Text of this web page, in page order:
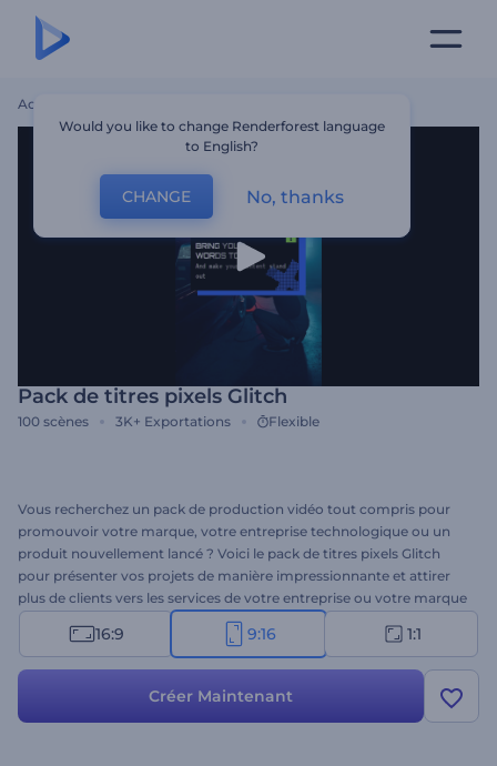
Accueil
Pack de titres pixels Glitch
100 scènes 3K+ Exportations Flexible
Vous recherchez un pack de production vidéo tout compris pour
promouvoir votre marque, votre entreprise technologique ou un
produit nouvellement lancé ? Voici le pack de titres pixels Glitch
pour présenter vos projets de manière impressionnante et attirer
plus de clients vers les services de votre entreprise ou votre marque
technologique. Ce pack de titres pixelisés présente une
combinaison dynamique de typographies modernes et de
professionnel. Choisissez des scènes parmi la vaste sélection
16:9 9:16 1:1
Créer Maintenant
Would you like to change Renderforest language
to English?
CHANGE No, thanks